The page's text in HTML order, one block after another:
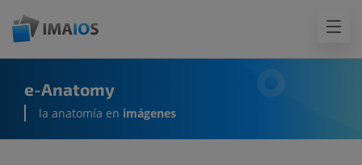
e-Anatomy
la anatomía en imágenes